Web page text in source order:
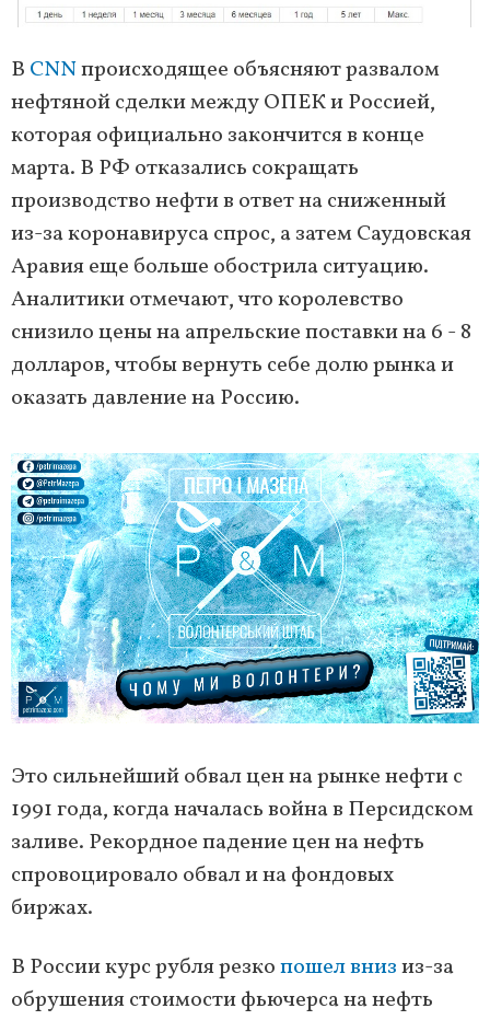
В CNNпроисходящее объясняют развалом
нефтяной сделки между ОПЕК и Россией,
которая официально закончится в конце
марта. В РФ отказались сокращать
производство нефти в ответ на сниженный
из-за коронавируса спрос, а затем Саудовская
Аравия еще больше обострила ситуацию.
Аналитики отмечают, что королевство
снизило цены на апрельские поставки на 6 - 8
долларов, чтобы вернуть себе долю рынка и
оказать давление на Россию.
Это сильнейший обвал цен на рынке нефти с
1991 года, когда началась война в Персидском
заливе. Рекордное падение цен на нефть
спровоцировало обвал и на фондовых
биржах.
В России курс рубля резкопошел внизиз-за
обрушения стоимости фьючерса на нефть